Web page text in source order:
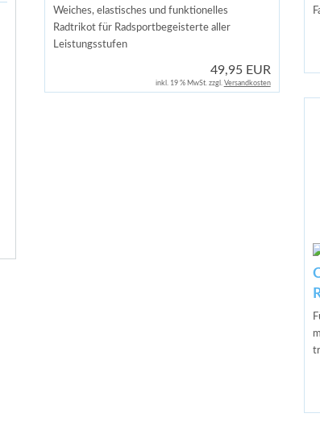
Weiches, elastisches und funktionelles
Radtrikot für Radsportbegeisterte aller
Leistungsstufen
49,95 EUR
inkl. 19 % MwSt. zzgl. Versandkosten